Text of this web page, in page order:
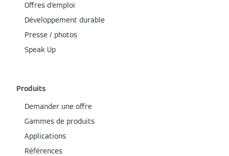
Offres d'emploi
Développement durable
Presse / photos
Speak Up
Produits
Demander une offre
Gammes de produits
Applications
Références